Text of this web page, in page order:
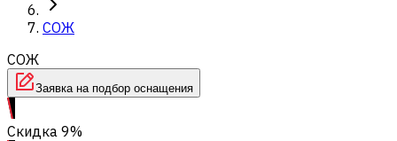
СОЖ
СОЖ
Заявка на подбор оснащения
Скидка 9%